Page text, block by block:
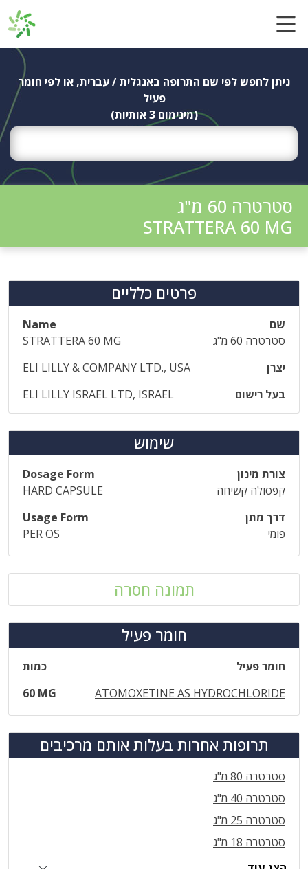
ניתן לחפש לפי שם התרופה באנגלית / עברית, או לפי חומר
פעיל
(מינימום 3 אותיות)
סטרטרה 60 מ"ג
STRATTERA 60 MG
פרטים כלליים
שם
Name
סטרטרה 60 מ"ג
STRATTERA 60 MG
יצרן
ELI LILLY & COMPANY LTD., USA
בעל רישום
ELI LILLY ISRAEL LTD, ISRAEL
שימוש
צורת מינון
Dosage Form
קפסולה קשיחה
HARD CAPSULE
דרך מתן
Usage Form
פומי
PER OS
תמונה חסרה
חומר פעיל
חומר פעיל
כמות
ATOMOXETINE AS HYDROCHLORIDE
60 MG
תרופות אחרות בעלות אותם מרכיבים
סטרטרה 80 מ"ג
סטרטרה 40 מ"ג
סטרטרה 25 מ"ג
סטרטרה 18 מ"ג